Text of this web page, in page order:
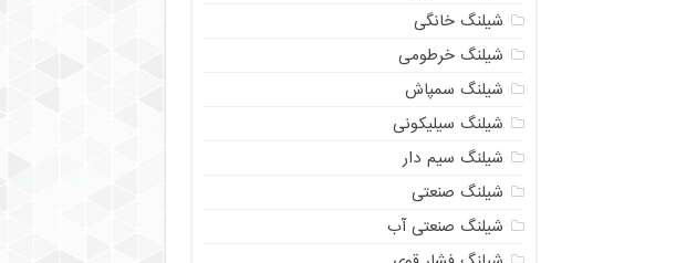
شیلنگ خانگی
شیلنگ خرطومی
شیلنگ سمپاش
شیلنگ سیلیکونی
شیلنگ سیم دار
شیلنگ صنعتی
شیلنگ صنعتی آب